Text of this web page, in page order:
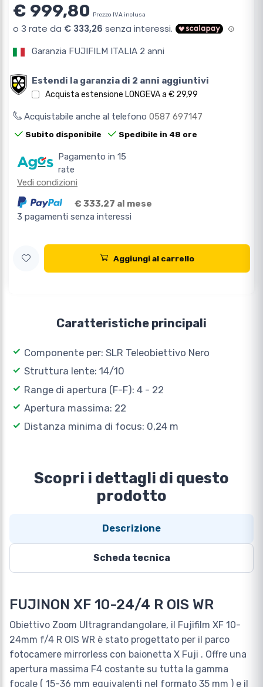
€ 999,80 Prezzo IVA inclusa
Garanzia FUJIFILM ITALIA 2 anni
Estendi la garanzia di 2 anni aggiuntivi
Acquista estensione LONGEVA a € 29,99
Acquistabile anche al telefono 0587 697147
Subito disponibile Spedibile in 48 ore
Pagamento in 15
rate
Vedi condizioni
€ 333,27 al mese
3 pagamenti senza interessi
Aggiungi al carrello
Caratteristiche principali
Componente per: SLR Teleobiettivo Nero
Struttura lente: 14/10
Range di apertura (F-F): 4 - 22
Apertura massima: 22
Distanza minima di focus: 0,24 m
Scopri i dettagli di questo
prodotto
Descrizione
Scheda tecnica
FUJINON XF 10-24/4 R OIS WR
Obiettivo Zoom Ultragrandangolare, il Fujifilm XF 10-
24mm f/4 R OIS WR è stato progettato per il parco
fotocamere mirrorless con baionetta X Fuji . Offre una
apertura massima F4 costante su tutta la gamma
focale ( 15-36 mm equivalenti nel formato 35 mm ) e il